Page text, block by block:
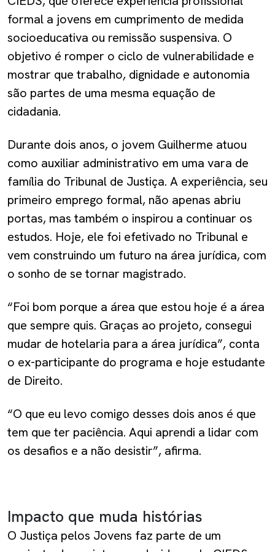
formal a jovens em cumprimento de medida
socioeducativa ou remissão suspensiva. O
objetivo é romper o ciclo de vulnerabilidade e
mostrar que trabalho, dignidade e autonomia
são partes de uma mesma equação de
cidadania.
Durante dois anos, o jovem Guilherme atuou
como auxiliar administrativo em uma vara de
família do Tribunal de Justiça. A experiência, seu
primeiro emprego formal, não apenas abriu
portas, mas também o inspirou a continuar os
estudos. Hoje, ele foi efetivado no Tribunal e
vem construindo um futuro na área jurídica, com
o sonho de se tornar magistrado.
“Foi bom porque a área que estou hoje é a área
que sempre quis. Graças ao projeto, consegui
mudar de hotelaria para a área jurídica”, conta
o ex-participante do programa e hoje estudante
de Direito.
“O que eu levo comigo desses dois anos é que
tem que ter paciência. Aqui aprendi a lidar com
os desafios e a não desistir”, afirma.
Impacto que muda histórias
O Justiça pelos Jovens faz parte de um